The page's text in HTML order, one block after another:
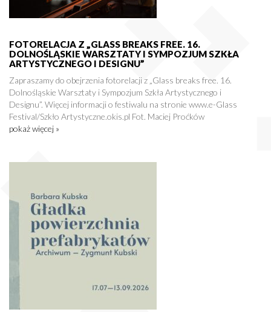
FOTORELACJA Z „GLASS BREAKS FREE. 16.
DOLNOŚLĄSKIE WARSZTATY I SYMPOZJUM SZKŁA
ARTYSTYCZNEGO I DESIGNU”
Zapraszamy do obejrzenia fotorelacji z „Glass breaks free. 16.
Dolnośląskie Warsztaty i Sympozjum Szkła Artystycznego i
Designu”. Więcej informacji o festiwalu na stronie www.e-Glass
Festival/Szkło Artystyczne.okis.pl Fot. Maciej Proćków
pokaż więcej »